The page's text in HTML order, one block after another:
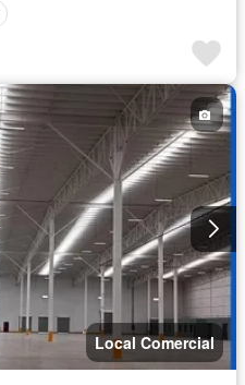
Local Comercial